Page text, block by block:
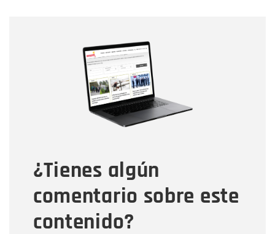
¿Tienes algún
comentario sobre este
contenido?
Correo electrónico
Tipo de comentario
Mensaje